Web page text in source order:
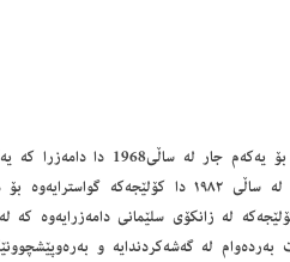
کۆلێجی زانست یان سکووڵی زانست
زانکۆی سلێمانیان پێک ھێنا و دواتر لە ساڵی ١٩٨٢
جارێکی تر کۆلێجەکە لە زانکۆی سلێمانی
بەردەوام لە گەشەکردندایە و